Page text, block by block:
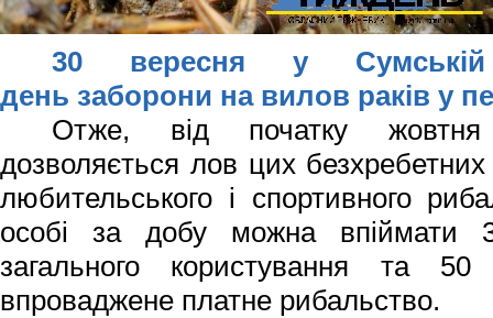
30 вересня у Сумській
день заборони на вилов раків у
Отже, від початку жовтня
дозволяється лов цих
любительського і спортивного
особі за добу можна впіймати
загального користування та
впроваджене платне рибальство.